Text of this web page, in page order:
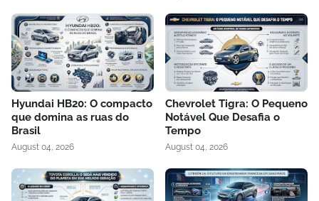
Hyundai HB20: O compacto
que domina as ruas do
Brasil
August 04, 2026
Chevrolet Tigra: O Pequeno
Notável Que Desafia o
Tempo
August 04, 2026